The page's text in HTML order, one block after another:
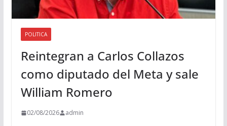
POLITICA
Reintegran a Carlos Collazos
como diputado del Meta y sale
William Romero
02/08/2026 admin